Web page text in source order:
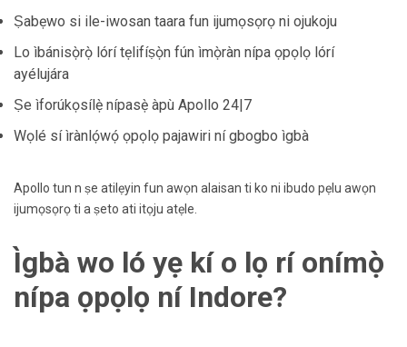
Ṣabẹwo si ile-iwosan taara fun ijumọsọrọ ni ojukoju
Lo ìbánisọ̀rọ̀ lórí tẹlifíṣọ̀n fún ìmọ̀ràn nípa ọpọlọ lórí
ayélujára
Ṣe ìforúkọsílẹ̀ nípasẹ̀ àpù Apollo 24|7
Wọlé sí ìrànlọ́wọ́ ọpọlọ pajawiri ní gbogbo ìgbà
Apollo tun n ṣe atilẹyin fun awọn alaisan ti ko ni ibudo pẹlu awọn
ijumọsọrọ ti a ṣeto ati itọju atẹle.
Ìgbà wo ló yẹ kí o lọ rí onímọ̀
nípa ọpọlọ ní Indore?